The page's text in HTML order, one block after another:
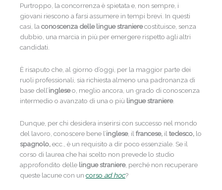
Purtroppo, la concorrenza è spietata e, non sempre, i
giovani riescono a farsi assumere in tempi brevi. In questi
casi, laconoscenza delle lingue stranierecostituisce, senza
dubbio, una marcia in più per emergere rispetto agli altri
candidati.
È risaputo che, al giorno d’oggi, per la maggior parte dei
ruoli professionali, sia richiesta almeno una padronanza di
base dell’ingleseo, meglio ancora, un grado di conoscenza
intermedio o avanzato di una o più lingue straniere.
Dunque, per chi desidera inserirsi con successo nel mondo
del lavoro, conoscere bene l’inglese, ilfrancese, iltedesco, lo
spagnolo,ecc., è un requisito a dir poco essenziale. Se il
corso di laurea che hai scelto non prevede lo studio
approfondito delle lingue straniere, perché non recuperare
queste lacune con un corso ad hoc?